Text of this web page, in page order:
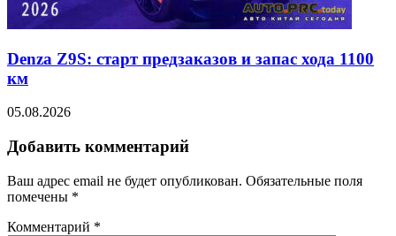
Denza Z9S: старт предзаказов и запас хода 1100
км
05.08.2026
Добавить комментарий
Ваш адрес email не будет опубликован. Обязательные поля
помечены *
Комментарий *